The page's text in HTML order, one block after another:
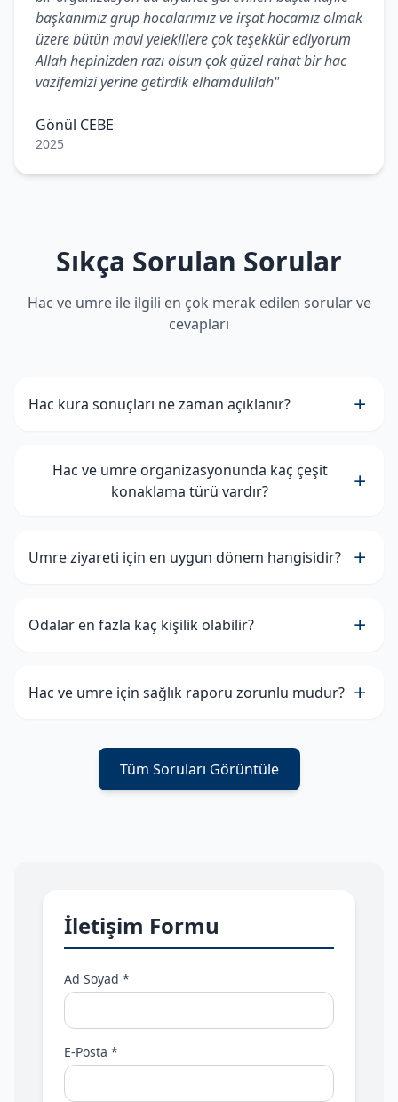
başkanımız grup hocalarımız ve irşat hocamız olmak
üzere bütün mavi yeleklilere çok teşekkür ediyorum
Allah hepinizden razı olsun çok güzel rahat bir hac
vazifemizi yerine getirdik elhamdülilah"
Gönül CEBE
2025
Sıkça Sorulan Sorular
Hac ve umre ile ilgili en çok merak edilen sorular ve
cevapları
Hac kura sonuçları ne zaman açıklanır?
Hac ve umre organizasyonunda kaç çeşit
konaklama türü vardır?
Umre ziyareti için en uygun dönem hangisidir?
Odalar en fazla kaç kişilik olabilir?
Hac ve umre için sağlık raporu zorunlu mudur?
Tüm Soruları Görüntüle
İletişim Formu
Ad Soyad *
E-Posta *